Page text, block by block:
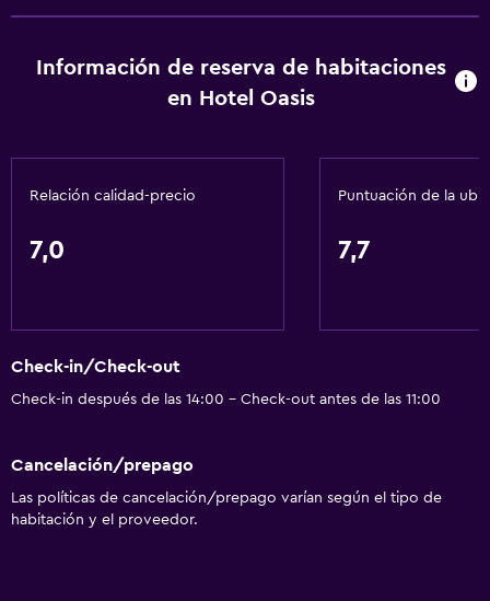
Información de reserva de habitaciones
en Hotel Oasis
Relación calidad-precio
7,0
Puntuación de la
7,7
Check-in/Check-out
Check-in después de las 14:00 - Check-out antes de las 11:00
Cancelación/prepago
Las políticas de cancelación/prepago varían según el tipo de
habitación y el proveedor.